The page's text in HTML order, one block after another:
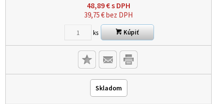
48,89€s DPH
39,75 €bez DPH
ks Kúpiť
Skladom